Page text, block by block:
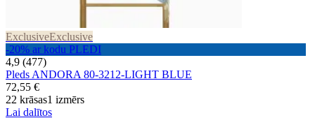
ExclusiveExclusive
-20% ar kodu PLEDI
4,9 (477)
Pleds ANDORA 80-3212-LIGHT BLUE
72,55 €
22 krāsas1 izmērs
Lai dalītos